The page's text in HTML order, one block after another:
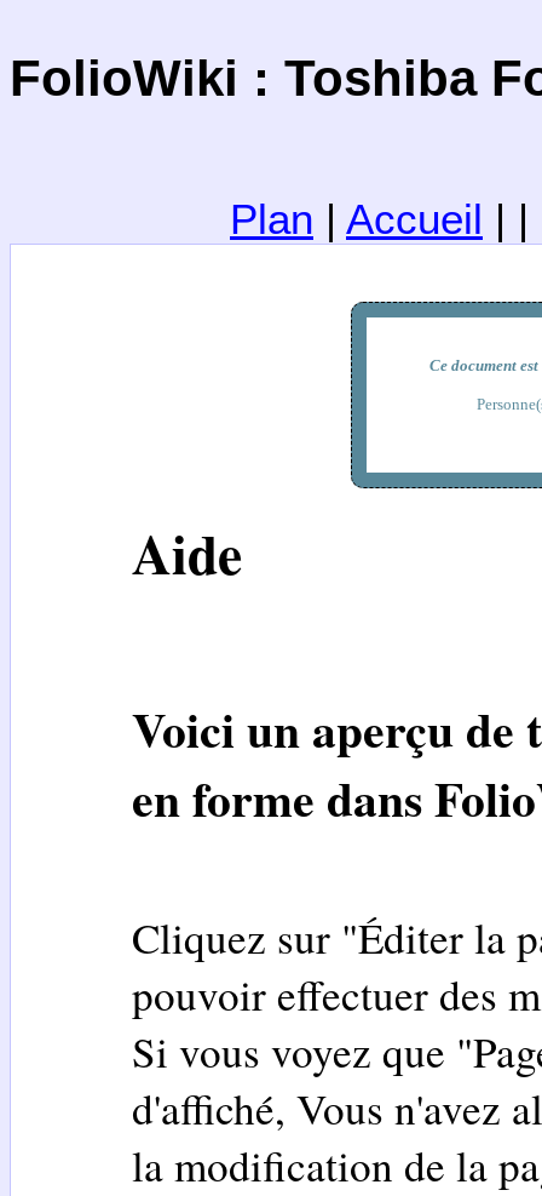
FolioWiki : Toshiba
Plan | Accueil | |
Ce document
Aide
Voici un aperçu de
en forme dans
Cliquez sur "Éditer la
pouvoir effectuer des
Si vous voyez que
d'affiché, Vous n'avez
la modification de la